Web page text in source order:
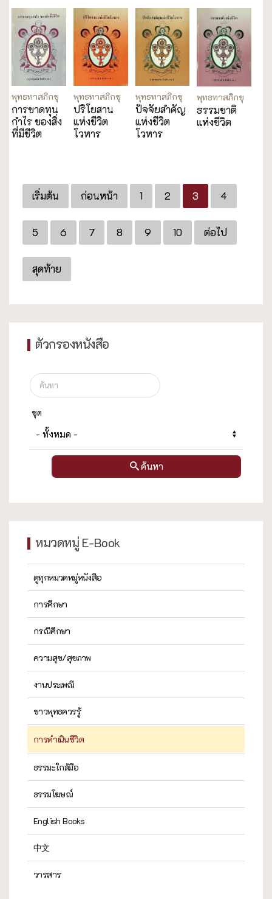
พุทธทาสภิกขุ
การขาดทุน
กำไร ของสิ่ง
ที่มีชีวิต
พุทธทาสภิกขุ
ปริโยสาน
แห่งชีวิต
โวหาร
พุทธทาสภิกขุ
ปัจจัยสำคัญ
แห่งชีวิต
โวหาร
พุทธทาสภิกขุ
ธรรมชาติ
แห่งชีวิต
เริ่มต้น ก่อนหน้า 1 2 3 4
5 6 7 8 9 10 ต่อไป
สุดท้าย
ตัวกรองหนังสือ
ชุด
ค้นหา
หมวดหมู่ E-Book
ดูทุกหมวดหมู่หนังสือ
การศึกษา
กรณีศึกษา
ความสุข/สุขภาพ
งานประเพณี
ชาวพุทธควรรู้
การดำเนินชีวิต
ธรรมะใกล้มือ
ธรรมโฆษณ์
English Books
中文
วารสาร